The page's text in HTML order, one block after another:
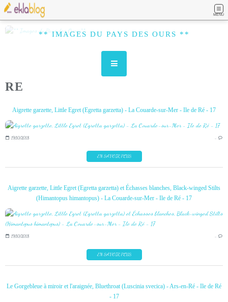
MENU
** IMAGES DU PAYS DES OURS **
RE
Aigrette garzette, Little Egret (Egretta garzetta) - La Couarde-sur-Mer - Ile de Ré - 17
19/10/2018 …
EN SAVOIR PLUS
Aigrette garzette, Little Egret (Egretta garzetta) et Échasses blanches, Black-winged Stilts
(Himantopus himantopus) - La Couarde-sur-Mer - Ile de Ré - 17
19/10/2018 …
EN SAVOIR PLUS
Le Gorgebleue à miroir et l'araignée, Bluethroat (Luscinia svecica) - Ars-en-Ré - Ile de Ré
- 17